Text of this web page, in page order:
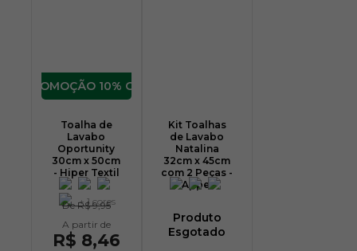
10% OFF
Toalha de
Lavabo
Oportunity
30cm x 50cm
- Hiper Textil
+ 1 cores
DeR$ 9,95
R$ 8,46
Kit Toalhas
de Lavabo
Natalina
32cm x 45cm
com 2 Peças -
Appel
Produto
Esgotado